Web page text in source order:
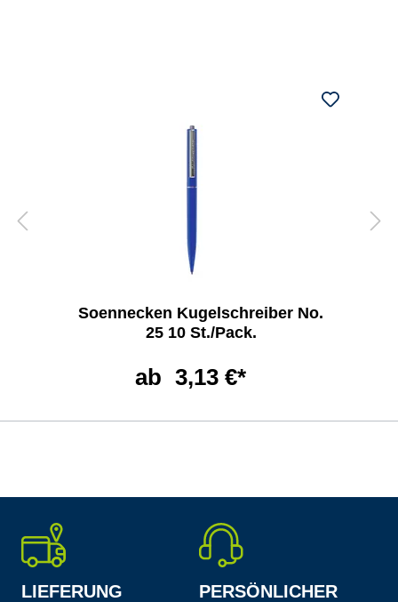
Soennecken Kugelschreiber No.
25 10 St./Pack.
ab 3,13 €*
LIEFERUNG
PERSÖNLICHER